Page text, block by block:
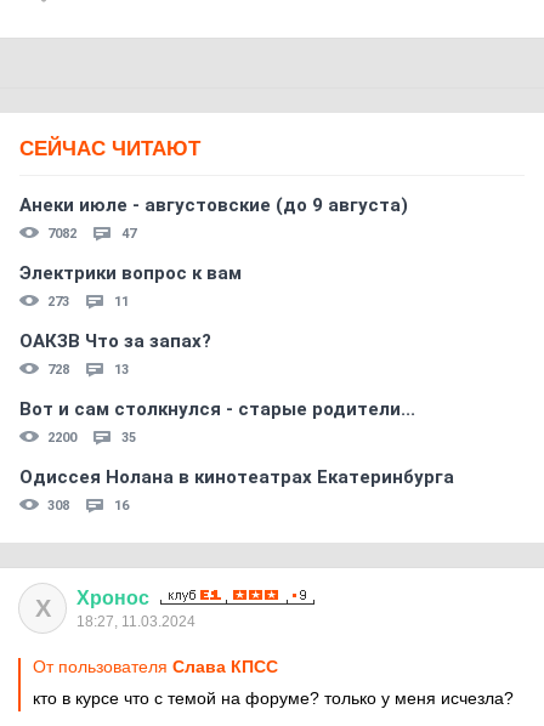
СЕЙЧАС ЧИТАЮТ
Анеки июле - августовские (до 9 августа)
7082 47
Электрики вопрос к вам
273 11
ОАКЗВ Что за запах?
728 13
Вот и сам столкнулся - старые родители...
2200 35
Одиссея Нолана в кинотеатрах Екатеринбурга
308 16
Х Хронос
18:27, 11.03.2024
От пользователя Слава КПСС
кто в курсе что с темой на форуме? только у меня исчезла?